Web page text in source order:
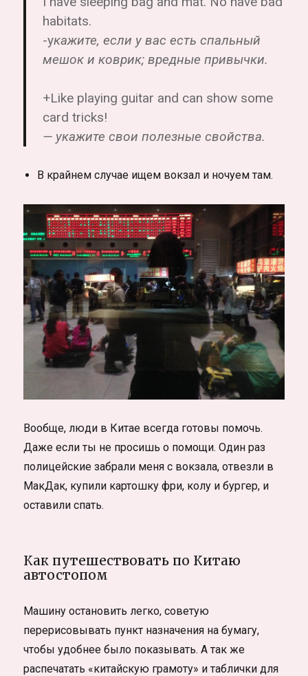
habitats.
-укажите, если у вас есть спальный
мешок и коврик; вредные привычки.
+Like playing guitar and can show some
card tricks!
— укажите свои полезные свойства.
В крайнем случае ищем вокзал и ночуем там.
Вообще, люди в Китае всегда готовы помочь.
Даже если ты не просишь о помощи. Один раз
полицейские забрали меня с вокзала, отвезли в
МакДак, купили картошку фри, колу и бургер, и
оставили спать.
Как путешествовать по Китаю
автостопом
Машину остановить легко, советую
перерисовывать пункт назначения на бумагу,
чтобы удобнее было показывать. А так же
распечатать «китайскую грамоту» и таблички для